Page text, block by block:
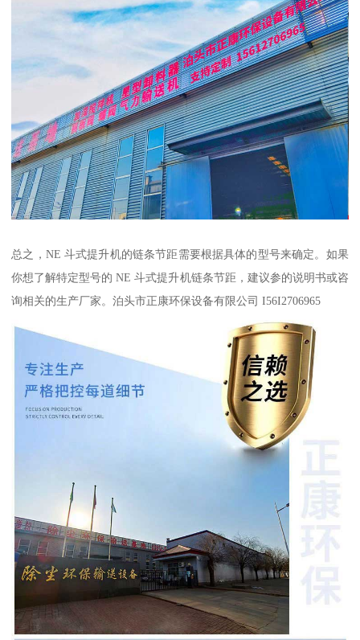
总之，NE 斗式提升机的链条节距需要根据具体的型号来确定。如果
你想了解特定型号的 NE 斗式提升机链条节距，建议参的说明书或咨
询相关的生产厂家。泊头市正康环保设备有限公司 I56I2706965